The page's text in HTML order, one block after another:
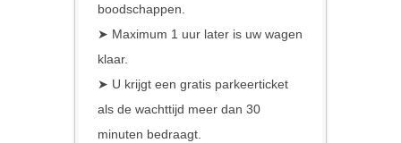
boodschappen.
➤ Maximum 1 uur later is uw wagen
klaar.
➤ U krijgt een gratis parkeerticket
als de wachttijd meer dan 30
minuten bedraagt.